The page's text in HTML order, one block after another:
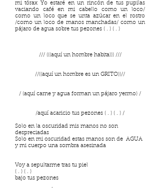
mi tórax Yo estaré en un rincón de tus pupilas
vaciando café en mi cabello como un loco/
como un loco que se unta azúcar en el rostro
/como un loco de manos manchadas/ como un
pájaro de agua sobre tus pezones ( . ) ( . )
/// (((aquí un hombre habita))) ///
//((aquí un hombre es un GRITO))//
/ (aquí carne y agua forman un pájaro yermo) /
/aquí acaricio tus pezones ( . ) ( . ) /
Solo en la oscuridad mis manos no son
despreciadas
Solo en mi oscuridad estas manos son de AGUA
y mi cuerpo una sombra asesinada
Voy a sepultarme tras tu piel
( . ) ( . )
bajo tus pezones